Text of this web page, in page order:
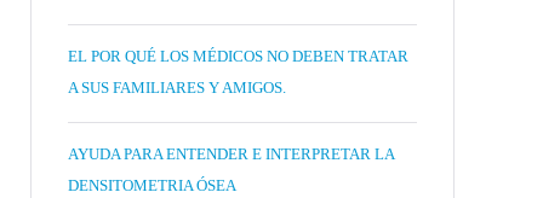
EL POR QUÉ LOS MÉDICOS NO DEBEN TRATAR
A SUS FAMILIARES Y AMIGOS.
AYUDA PARA ENTENDER E INTERPRETAR LA
DENSITOMETRIA ÓSEA